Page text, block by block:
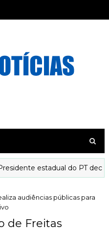
estadual do PT declara
audiências públicas para
de Freitas